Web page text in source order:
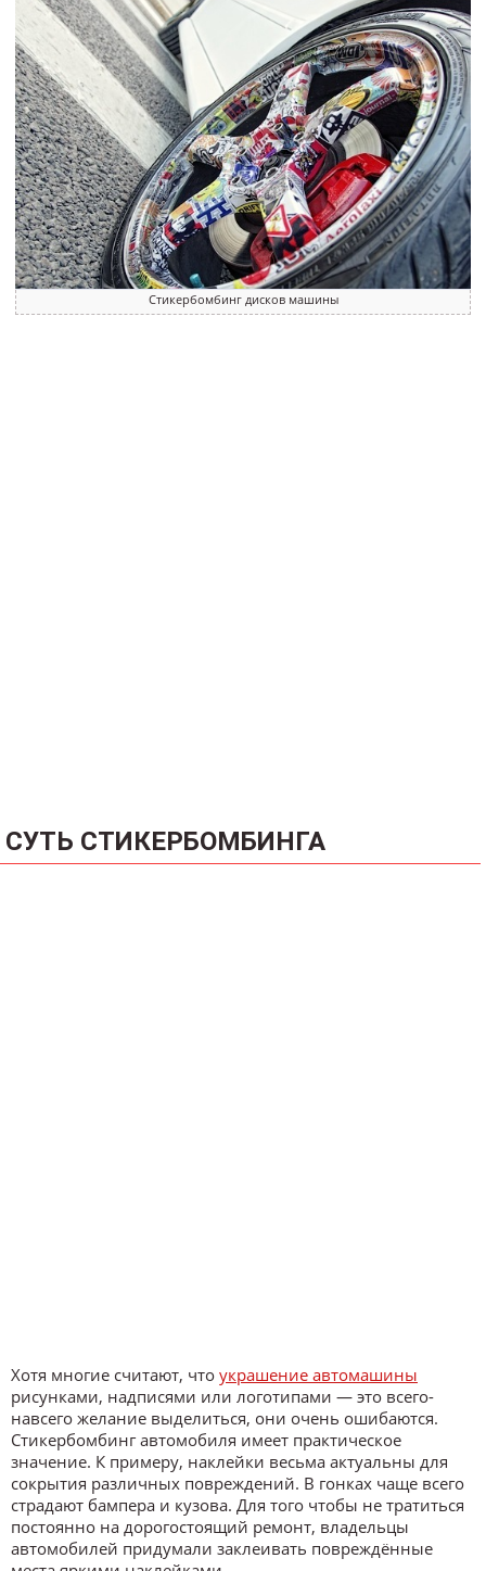
Стикербомбинг дисков машины
СУТЬ СТИКЕРБОМБИНГА
Хотя многие считают, что украшение автомашины
рисунками, надписями или логотипами — это всего-
навсего желание выделиться, они очень ошибаются.
Стикербомбинг автомобиля имеет практическое
значение. К примеру, наклейки весьма актуальны для
сокрытия различных повреждений. В гонках чаще всего
страдают бампера и кузова. Для того чтобы не тратиться
постоянно на дорогостоящий ремонт, владельцы
автомобилей придумали заклеивать повреждённые